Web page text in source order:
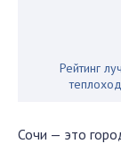
Рейтинг
Сочи — это